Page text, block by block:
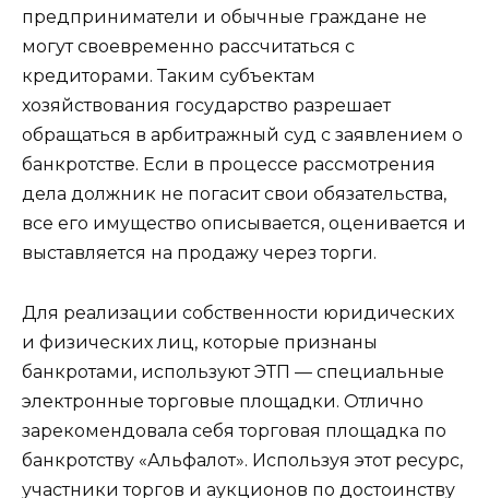
предприниматели и обычные граждане не
могут своевременно рассчитаться с
кредиторами. Таким субъектам
хозяйствования государство разрешает
обращаться в арбитражный суд с заявлением о
банкротстве. Если в процессе рассмотрения
дела должник не погасит свои обязательства,
все его имущество описывается, оценивается и
выставляется на продажу через торги.
Для реализации собственности юридических
и физических лиц, которые признаны
банкротами, используют ЭТП — специальные
электронные торговые площадки. Отлично
зарекомендовала себя торговая площадка по
банкротству «Альфалот». Используя этот ресурс,
участники торгов и аукционов по достоинству